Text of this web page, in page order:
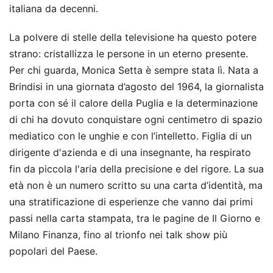
italiana da decenni.
La polvere di stelle della televisione ha questo potere
strano: cristallizza le persone in un eterno presente.
Per chi guarda, Monica Setta è sempre stata lì. Nata a
Brindisi in una giornata d’agosto del 1964, la giornalista
porta con sé il calore della Puglia e la determinazione
di chi ha dovuto conquistare ogni centimetro di spazio
mediatico con le unghie e con l’intelletto. Figlia di un
dirigente d'azienda e di una insegnante, ha respirato
fin da piccola l'aria della precisione e del rigore. La sua
età non è un numero scritto su una carta d’identità, ma
una stratificazione di esperienze che vanno dai primi
passi nella carta stampata, tra le pagine de Il Giorno e
Milano Finanza, fino al trionfo nei talk show più
popolari del Paese.